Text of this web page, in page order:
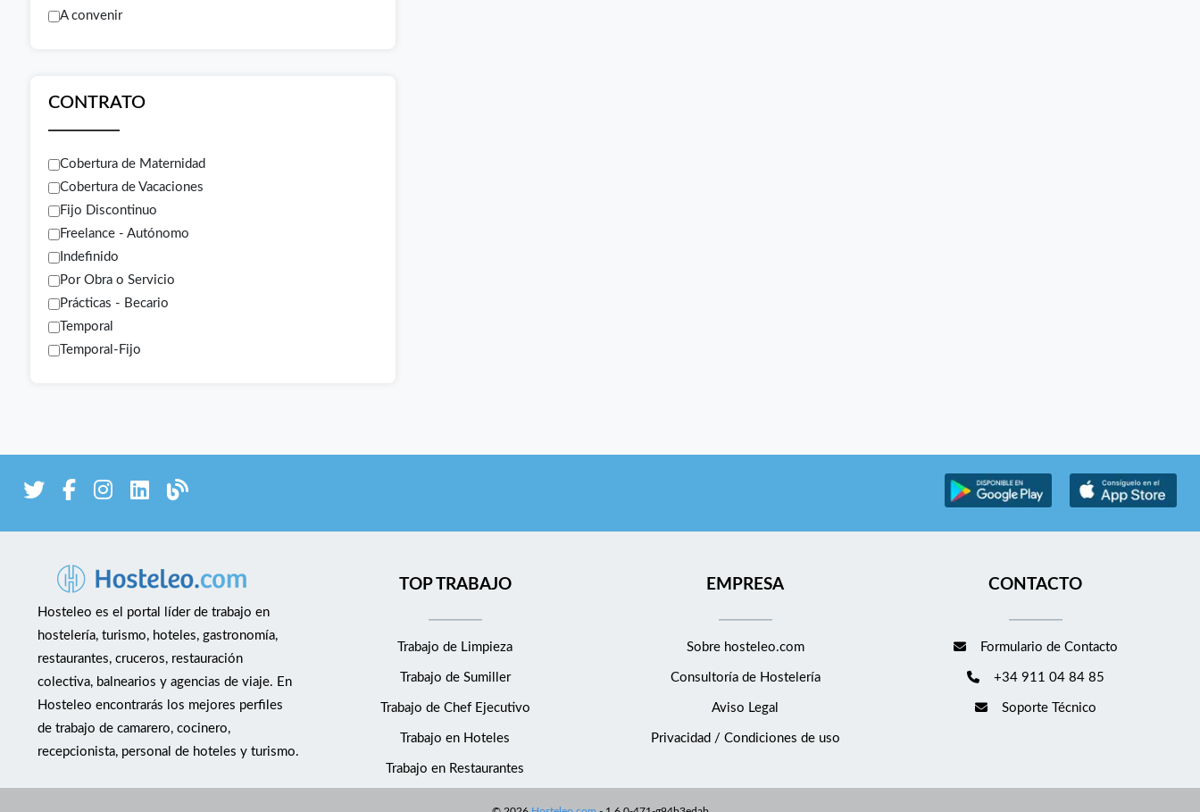
A convenir
CONTRATO
Cobertura de Maternidad
Cobertura de Vacaciones
Fijo Discontinuo
Freelance - Autónomo
Indefinido
Por Obra o Servicio
Prácticas - Becario
Temporal
Temporal-Fijo
Hosteleo es el portal líder de trabajo en
hostelería, turismo, hoteles, gastronomía,
restaurantes, cruceros, restauración
colectiva, balnearios y agencias de viaje. En
Hosteleo encontrarás los mejores perfiles
de trabajo de camarero, cocinero,
recepcionista, personal de hoteles y turismo.
TOP TRABAJO
Trabajo de Limpieza
Trabajo de Sumiller
Trabajo de Chef Ejecutivo
Trabajo en Hoteles
Trabajo en Restaurantes
EMPRESA
Sobre hosteleo.com
Consultoría de Hostelería
Aviso Legal
Privacidad / Condiciones de uso
CONTACTO
Formulario de Contacto
+34 911 04 84 85
Soporte Técnico